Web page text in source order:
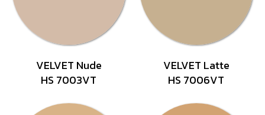
VELVET Nude
HS 7003VT
VELVET Latte
HS 7006VT